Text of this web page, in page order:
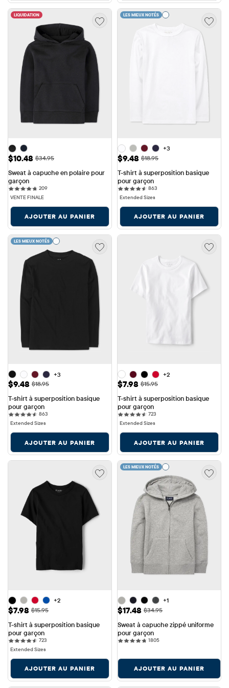
LIQUIDATION
Prix ​​de vente: $10.48
$10.48 Prix ​​d'origine: $34.95
$34.95
Sweat à capuche en polaire pour
garçon
209209 reviews
VENTE FINALE
AJOUTER AU PANIER
LES MIEUX NOTÉS
+3
Prix ​​de vente: $9.48
$9.48 Prix ​​d'origine: $18.95
$18.95
T-shirt à superposition basique
pour garçon
863863 reviews
Extended Sizes
AJOUTER AU PANIER
LES MIEUX NOTÉS
+3
Prix ​​de vente: $9.48
$9.48 Prix ​​d'origine: $18.95
$18.95
T-shirt à superposition basique
pour garçon
863863 reviews
Extended Sizes
AJOUTER AU PANIER
+2
Prix ​​de vente: $7.98
$7.98 Prix ​​d'origine: $15.95
$15.95
T-shirt à superposition basique
pour garçon
723723 reviews
Extended Sizes
AJOUTER AU PANIER
+2
Prix ​​de vente: $7.98
$7.98 Prix ​​d'origine: $15.95
$15.95
T-shirt à superposition basique
pour garçon
723723 reviews
Extended Sizes
AJOUTER AU PANIER
LES MIEUX NOTÉS
+1
Prix ​​de vente: $17.48
$17.48 Prix ​​d'origine: $34.95
$34.95
Sweat à capuche zippé uniforme
pour garçon
18051805 reviews
AJOUTER AU PANIER